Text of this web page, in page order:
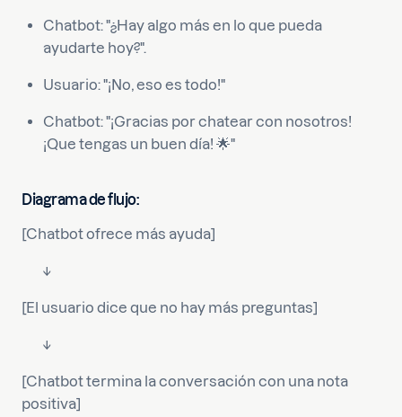
Chatbot: "¿Hay algo más en lo que pueda
ayudarte hoy?".
Usuario: "¡No, eso es todo!"
Chatbot: "¡Gracias por chatear con nosotros!
¡Que tengas un buen día! 🌟"
Diagrama de flujo:
[Chatbot ofrece más ayuda]
↓
[El usuario dice que no hay más preguntas]
↓
[Chatbot termina la conversación con una nota
positiva]